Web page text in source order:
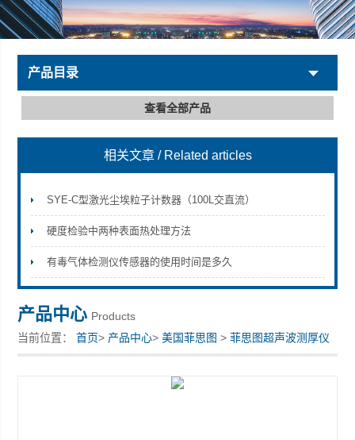
深圳市深博瑞仪器仪表有限公司
产品目录
查看全部产品
相关文章 / Related articles
SYE-C型激光尘埃粒子计数器（100L交直流）
硬度检验中两种表面热处理方法
有毒气体检测仪传感器的使用时间是多久
产品中心 Products
当前位置：首页> 产品中心>美国菲思图 >菲思图超声波测厚仪